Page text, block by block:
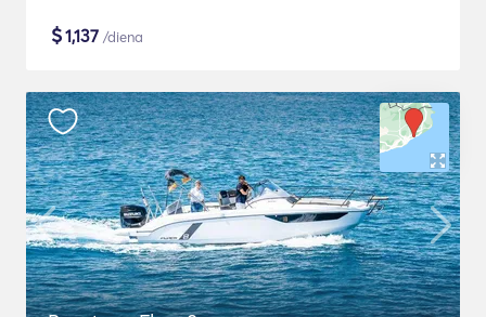
$1,137 /diena